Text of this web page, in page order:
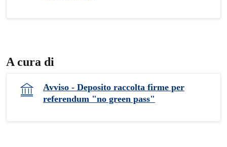
A cura di
Avviso - Deposito raccolta firme per
referendum "no green pass"